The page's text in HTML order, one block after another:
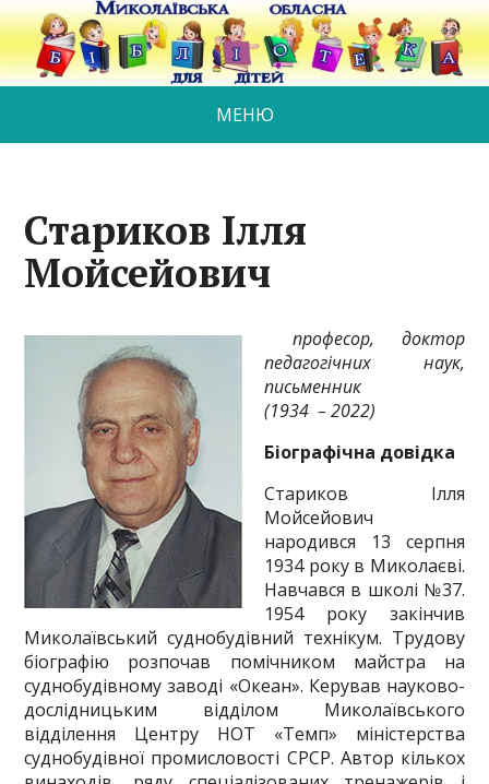
МЕНЮ
Стариков Ілля
Мойсейович
професор, доктор
педагогічних наук,
письменник
(1934 – 2022)
Біографічна довідка
Стариков Ілля
Мойсейович
народився 13 серпня
1934 року в Миколаєві.
Навчався в школі №37.
1954 року закінчив
Миколаївський суднобудівний технікум. Трудову
біографію розпочав помічником майстра на
суднобудівному заводі «Океан». Керував науково-
дослідницьким відділом Миколаївського
відділення Центру НОТ «Темп» міністерства
суднобудівної промисловості СРСР. Автор кількох